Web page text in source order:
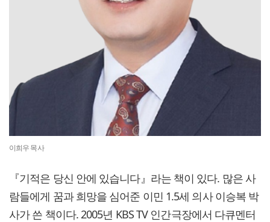
이희우 목사
『기적은 당신 안에 있습니다』라는 책이 있다. 많은 사
람들에게 꿈과 희망을 심어준 이민 1.5세 의사 이승복 박
사가 쓴 책이다. 2005년 KBS TV 인간극장에서 다큐멘터